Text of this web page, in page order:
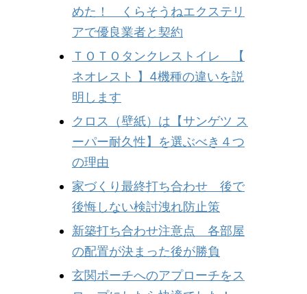
めた！ くらそうねエクステリ
アで優良業者と契約
ＴＯＴＯタンクレストイレ 【
ネオレスト 】4機種の違いを説
明します
クロス（壁紙）は【サンゲツ ス
ーパー耐久性】を選ぶべき４つ
の理由
家づくり最終打ち合わせ 後で
後悔しない検討洩れ防止策
新築打ち合わせ注意点 各部屋
の配置が決まった後が勝負
玄関ポーチへのアプローチをス